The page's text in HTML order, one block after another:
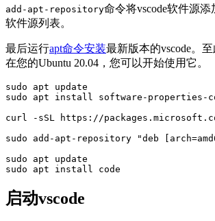
add-apt-repository命令将vscode软件源添
软件源列表。
最后运行apt命令安装最新版本的vscode。至
在您的Ubuntu 20.04，您可以开始使用它。
sudo apt update
sudo apt install software-properties-
curl -sSL https://
sudo add-apt-repository "deb
sudo apt update
sudo apt install code
启动vscode